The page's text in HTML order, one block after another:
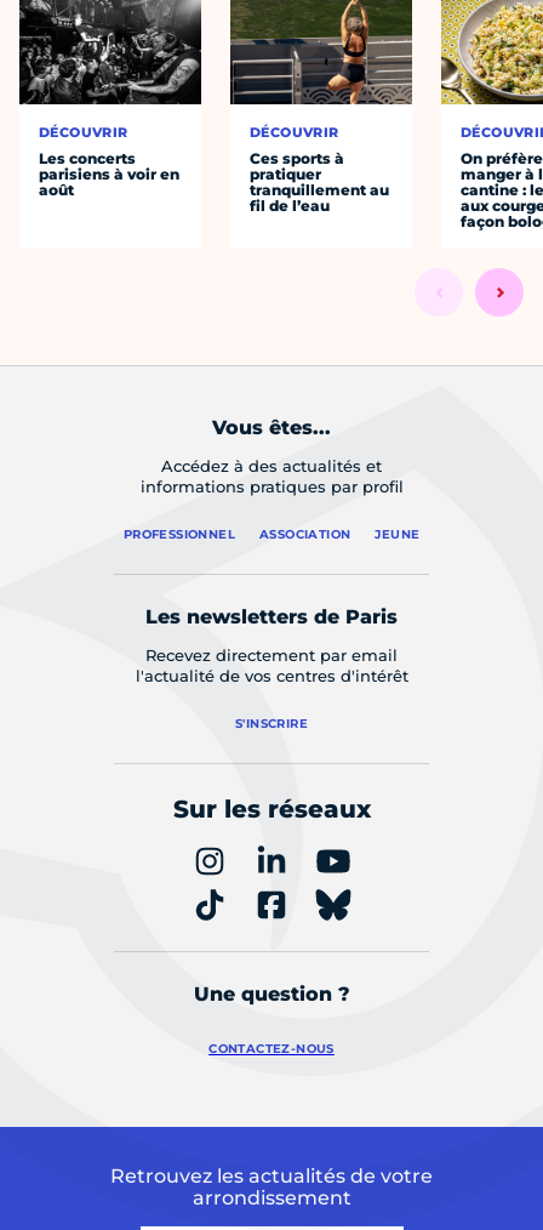
DÉCOUVRIR
Les concerts
parisiens à voir en
août
DÉCOUVRIR
Ces sports à
pratiquer
tranquillement au
fil de l’eau
On préfère
manger à
cantine :
aux
façon
Vous êtes...
Accédez à des actualités et
informations pratiques par profil
PROFESSIONNEL ASSOCIATION JEUNE
Les newsletters de Paris
Recevez directement par email
l'actualité de vos centres d'intérêt
S'INSCRIRE
Sur les réseaux
Une question ?
CONTACTEZ-NOUS
Retrouvez les actualités de votre
arrondissement